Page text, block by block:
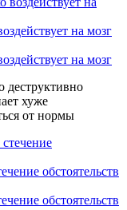
на мозг
на мозг
деструктивно
хуже
от нормы
обстоятельств
обстоятельств